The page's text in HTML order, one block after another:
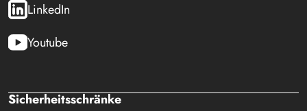
LinkedIn
Youtube
Sicherheitsschränke